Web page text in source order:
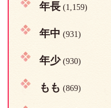
年長(1,159)
年中 (931)
年少(930)
もも (869)